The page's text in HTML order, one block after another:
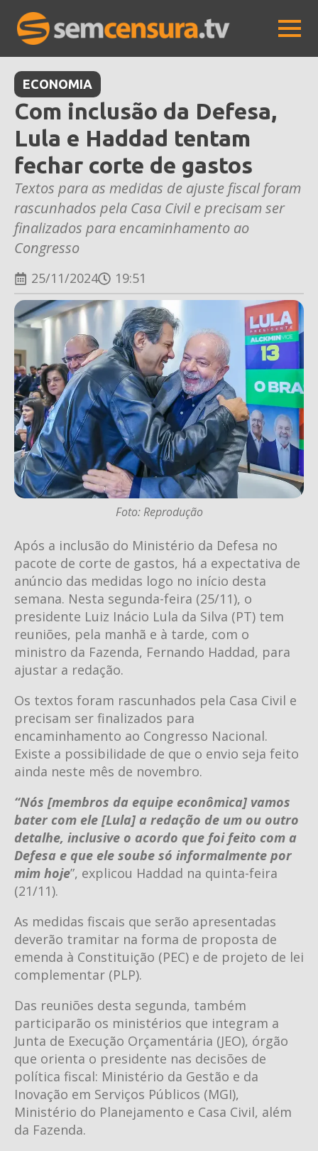
ECONOMIA
Com inclusão da Defesa,
Lula e Haddad tentam
fechar corte de gastos
Textos para as medidas de ajuste fiscal foram
rascunhados pela Casa Civil e precisam ser
finalizados para encaminhamento ao
Congresso
25/11/2024 19:51
Foto: Reprodução
Após a inclusão do Ministério da Defesa no
pacote de corte de gastos, há a expectativa de
anúncio das medidas logo no início desta
semana. Nesta segunda-feira (25/11), o
presidente Luiz Inácio Lula da Silva (PT) tem
reuniões, pela manhã e à tarde, com o
ministro da Fazenda, Fernando Haddad, para
ajustar a redação.
Os textos foram rascunhados pela Casa Civil e
precisam ser finalizados para
encaminhamento ao Congresso Nacional.
Existe a possibilidade de que o envio seja feito
ainda neste mês de novembro.
“Nós [membros da equipe econômica] vamos
bater com ele [Lula] a redação de um ou outro
detalhe, inclusive o acordo que foi feito com a
Defesa e que ele soube só informalmente por
mim hoje”, explicou Haddad na quinta-feira
(21/11).
As medidas fiscais que serão apresentadas
deverão tramitar na forma de proposta de
emenda à Constituição (PEC) e de projeto de lei
complementar (PLP).
Das reuniões desta segunda, também
participarão os ministérios que integram a
Junta de Execução Orçamentária (JEO), órgão
que orienta o presidente nas decisões de
política fiscal: Ministério da Gestão e da
Inovação em Serviços Públicos (MGI),
Ministério do Planejamento e Casa Civil, além
da Fazenda.